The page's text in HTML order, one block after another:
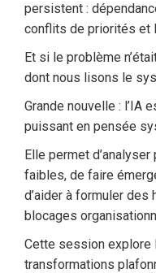
persistent :
conflits de priorités et
Et si le problème
dont nous lisons le
Grande nouvelle : l’IA
puissant en pensée
Elle permet
faibles, de faire
d’aider à formuler
blocages
Cette session explore
transformations